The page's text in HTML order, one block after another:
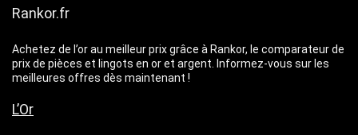
Rankor.fr
Achetez de l’or au meilleur prix grâce à Rankor, le comparateur de
prix de pièces et lingots en or et argent. Informez-vous sur les
meilleures offres dès maintenant !
L’Or